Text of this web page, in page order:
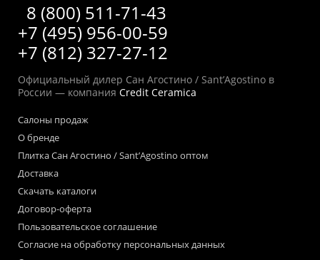
8 (800) 511-71-43
+7 (495) 956-00-59
+7 (812) 327-27-12
Официальный дилер Сан Агостино / Sant’Agostino в
России — компания Credit Ceramica
Салоны продаж
О бренде
Плитка Сан Агостино / Sant’Agostino оптом
Доставка
Скачать каталоги
Договор-оферта
Пользовательское соглашение
Согласие на обработку персональных данных